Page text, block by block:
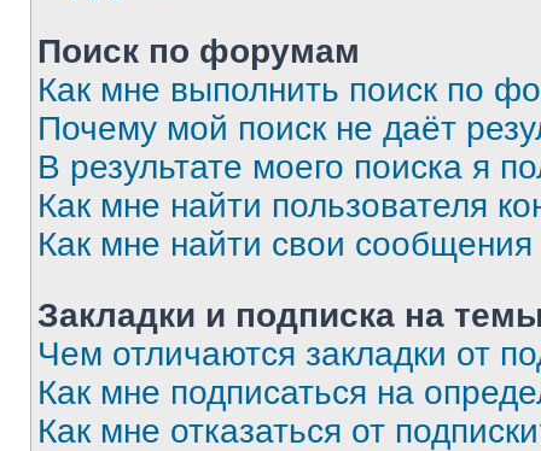
Поиск по форумам
Как мне выполнить поиск по
Почему мой поиск не даёт
В результате моего поиска я
Как мне найти пользователя
Как мне найти свои
Закладки и подписка на
Чем отличаются закладки от
Как мне подписаться на
Как мне отказаться от